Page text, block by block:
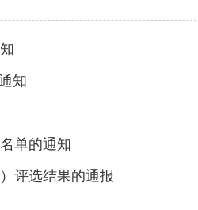
知
单的通知
评选结果的通报